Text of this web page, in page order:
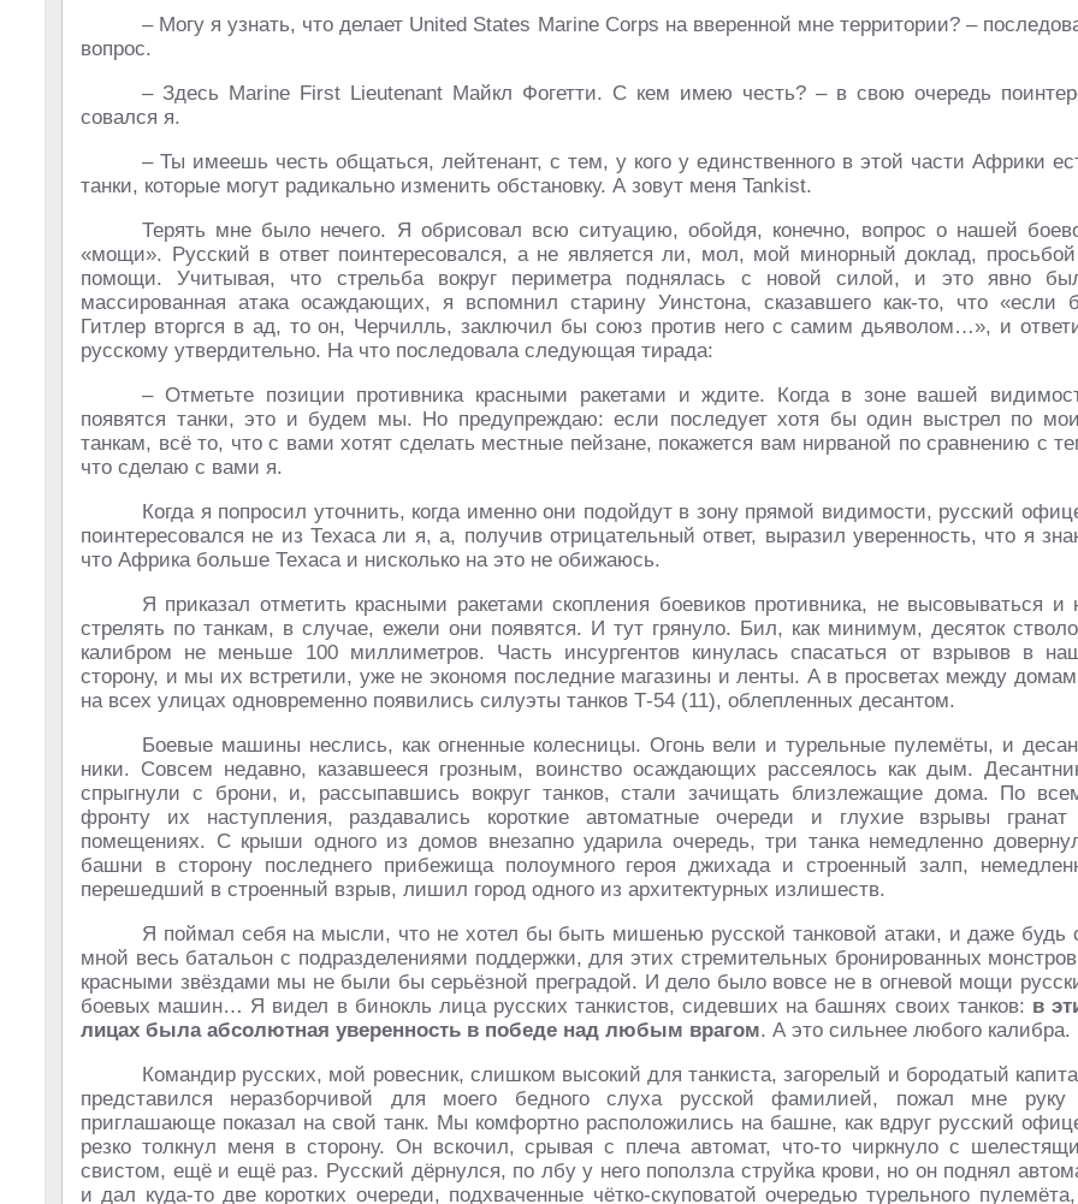
– Могу я узнать, что делает United States Marine Corps на вверенной мне территории? –
вопрос.
– Здесь Marine First Lieutenant Майкл Фогетти. С кем имею честь? – в свою очередь
совался я.
– Ты имеешь честь общаться, лейтенант, с тем, у кого у единственного в этой части Африки
танки, которые могут радикально изменить обстановку. А зовут меня Tankist.
Терять мне было нечего. Я обрисовал всю ситуацию, обойдя, конечно, вопрос о нашей
«мощи». Русский в ответ поинтересовался, а не является ли, мол, мой минорный доклад,
помощи. Учитывая, что стрельба вокруг периметра поднялась с новой силой, и это явно
массированная атака осаждающих, я вспомнил старину Уинстона, сказавшего как-то, что «если
Гитлер вторгся в ад, то он, Черчилль, заключил бы союз против него с самим дьяволом…», и
русскому утвердительно. На что последовала следующая тирада:
– Отметьте позиции противника красными ракетами и ждите. Когда в зоне вашей
появятся танки, это и будем мы. Но предупреждаю: если последует хотя бы один выстрел по
танкам, всё то, что с вами хотят сделать местные пейзане, покажется вам нирваной по срав­нению с
что сделаю с вами я.
Когда я попросил уточнить, когда именно они подойдут в зону прямой видимости, русский
поинтересовался не из Техаса ли я, а, получив отрицательный ответ, выразил уверенность, что я
что Африка больше Техаса и нисколько на это не обижаюсь.
Я приказал отметить красными ракетами скопления боевиков противника, не высовываться и
стрелять по танкам, в случае, ежели они появятся. И тут грянуло. Бил, как минимум, десяток
калибром не меньше 100 миллиметров. Часть инсургентов кинулась спасаться от взрывов в
сторону, и мы их встретили, уже не экономя последние магазины и ленты. А в просветах между
на всех улицах одновременно появились силуэты танков Т-54 (11), облепленных десантом.
Боевые машины неслись, как огненные колесницы. Огонь вели и турельные пулемёты, и
ники. Совсем недавно, казавшееся грозным, воинство осаждающих рассеялось как дым.
спрыгнули с брони, и, рассыпавшись вокруг танков, стали зачищать близлежащие дома. По
фронту их наступления, раздавались короткие автоматные очереди и глухие взрывы
помещениях. С крыши одного из домов внезапно ударила очередь, три танка немедленно
башни в сторону последнего прибежища полоумного героя джихада и строенный залп,
перешедший в строенный взрыв, лишил город одного из архитектурных излишеств.
Я поймал себя на мысли, что не хотел бы быть мишенью русской танковой атаки, и даже будь
мной весь батальон с подразделениями поддержки, для этих стремительных брони­рованных
красными звёздами мы не были бы серьёзной преградой. И дело было вовсе не в огневой мощи
боевых машин… Я видел в бинокль лица русских танки­стов, сидевших на башнях своих танков: в
лицах была абсолютная уверенность в по­беде над любым врагом. А это сильнее любого калибра.
Командир русских, мой ровесник, слишком высокий для танкиста, загорелый и бородатый
представился неразборчивой для моего бедного слуха русской фамилией, пожал мне
приглашающе показал на свой танк. Мы комфортно расположились на башне, как вдруг русский
резко толкнул меня в сторону. Он вскочил, срывая с плеча автомат, что-то чиркнуло с
свистом, ещё и ещё раз. Русский дёрнулся, по лбу у него поползла струйка крови, но он поднял
и дал куда-то две коротких очереди, подхваченные чётко-скуповатой очередью турельного